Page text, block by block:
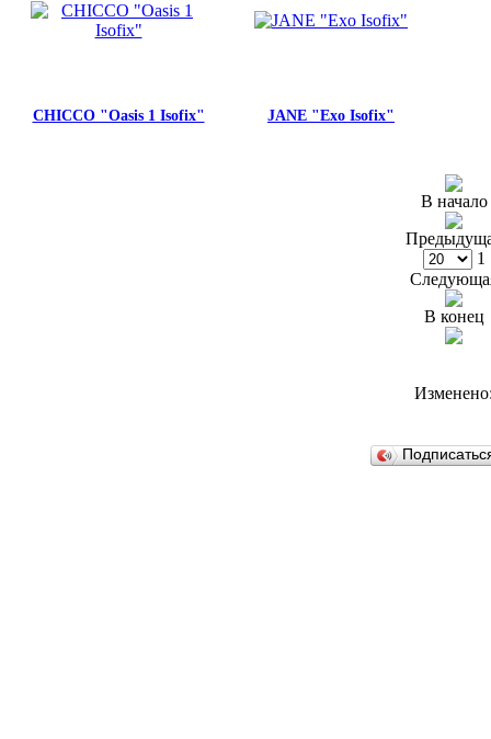
CHICCO "Oasis 1 Isofix" JANE "Exo Isofix"
В начало
1
В конец